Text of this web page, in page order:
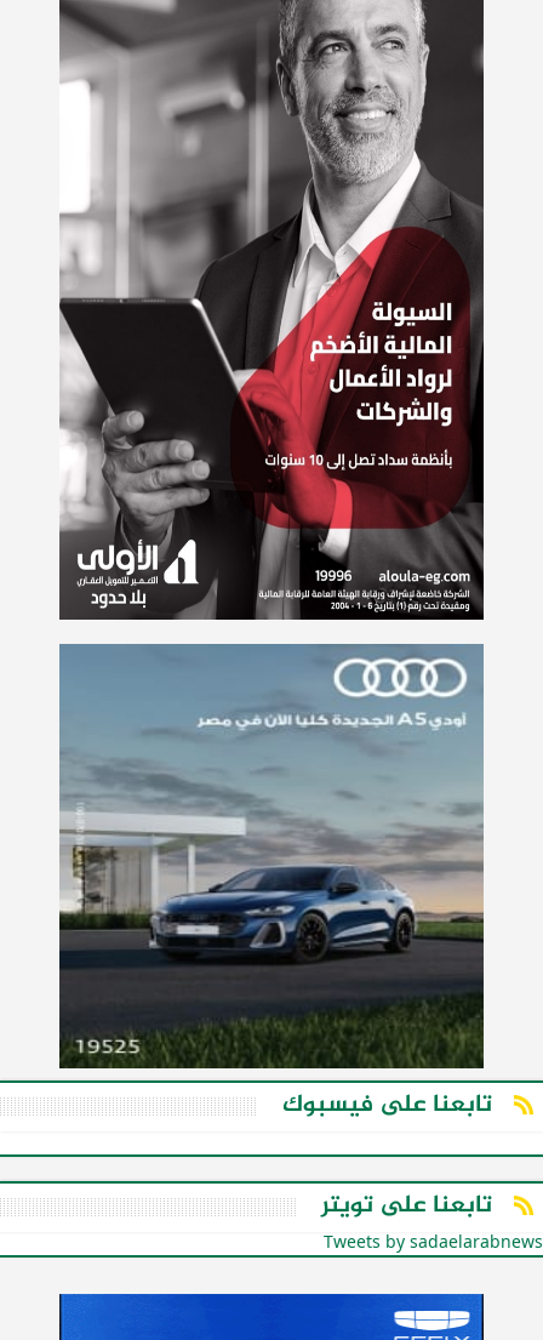
تابعنا على فيسبوك
تابعنا على تويتر
Tweets by sadaelarabnews